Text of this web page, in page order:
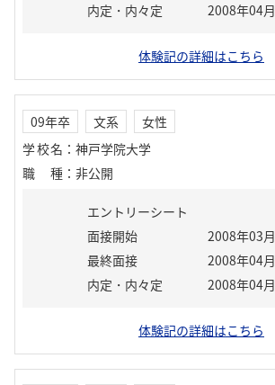
内定・内々定
2008年04月
体験記の詳細はこちら
09年卒 文系
女性
学校名 ： 神戸学院大学
職種 ： 非公開
エントリーシート
面接開始
2008年03月
最終面接
2008年04月
内定・内々定
2008年04月
体験記の詳細はこちら